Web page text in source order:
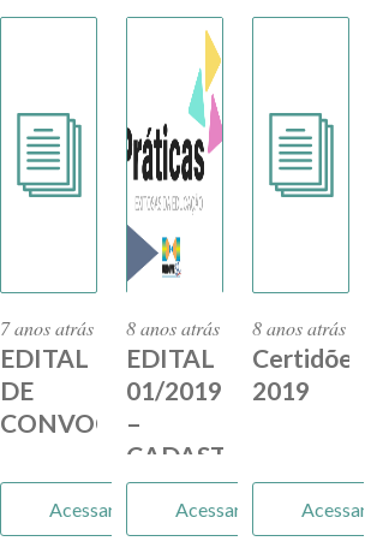
7 anos atrás
EDITAL
DE
CONVOCAÇÃO
ELEIÇÃO
Acessar
8 anos atrás
EDITAL
01/2019
–
CADASTRO
PRÁTICAS
EXITOSAS
Acessar
8 anos atrás
Certidões
2019
Acessar